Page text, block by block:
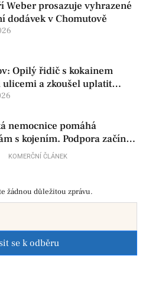
Weber prosazuje vyhrazené
dodávek v Chomutově
Opilý řidič s kokainem
a zkoušel uplatit
nemocnice pomáhá
s kojením. Podpora začíná
KOMERČNÍ ČLÁNEK
žádnou důležitou zprávu.
se k odběru